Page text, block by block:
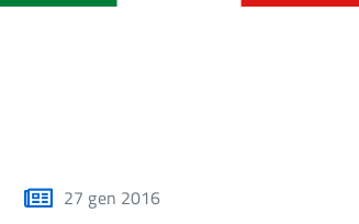
27 gen 2016